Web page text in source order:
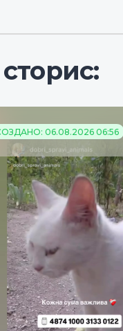
06.08.2026 06:56